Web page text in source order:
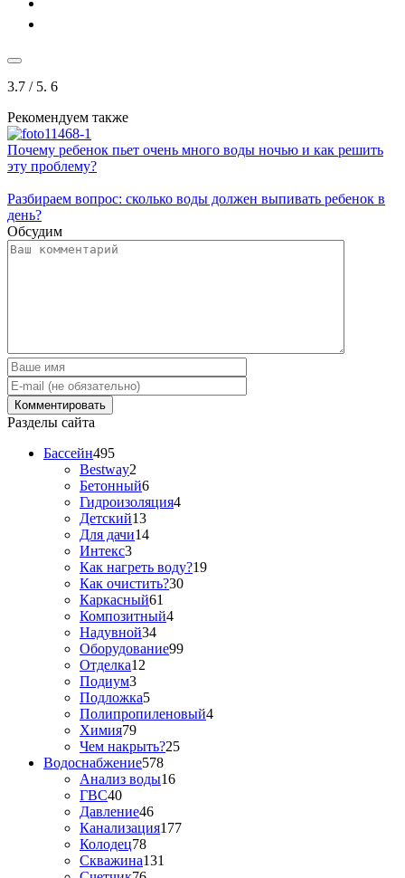
3.7 / 5. 6
Рекомендуем также
Почему ребенок пьет очень много воды ночью и как решить
эту проблему?
Разбираем вопрос: сколько воды должен выпивать ребенок в
день?
Обсудим
Разделы сайта
Бассейн495
Bestway2
Бетонный6
Гидроизоляция4
Детский13
Для дачи14
Интекс3
Как нагреть воду?19
Как очистить?30
Каркасный61
Композитный4
Надувной34
Оборудование99
Отделка12
Подиум3
Подложка5
Полипропиленовый4
Химия79
Чем накрыть?25
Водоснабжение578
Анализ воды16
ГВС40
Давление46
Канализация177
Колодец78
Скважина131